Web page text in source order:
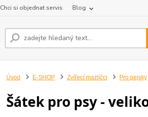
Chci si objednat servis Blog
Úvod E-SHOP Zvířecí mazlíčci Pro pejsky
Šátek pro psy -